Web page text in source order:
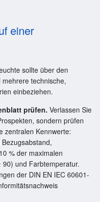
einer
sollte über den
technische,
einbeziehen.
prüfen. Verlassen Sie
sondern prüfen
zentralen Kennwerte:
% der maximalen
und Farbtemperatur.
der DIN EN IEC 60601-